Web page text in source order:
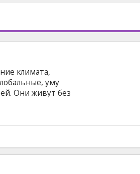
климата,
уму
Они живут без
во всей
Фильм на